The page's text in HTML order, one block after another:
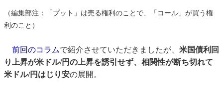
（編集部注：「プット」は売る権利のことで、「コール」が買う権
利のこと）
前回のコラムで紹介させていただきましたが、 米国債利回
り上昇が米ドル/円の上昇を誘引せず、相関性が断ち切れて
米ドル/円はじり安の展開。